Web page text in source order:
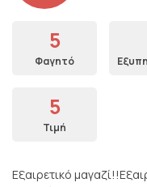
5
Φαγητό
5
Τιμή
Εξαιρετικό